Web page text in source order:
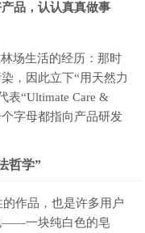
品，认认真真做事
场生活的经历：那时
，因此立下“用天然力
表“Ultimate Care &
字母都指向产品研发
哲学”
作品，也是许多用户
——一块纯白色的皂